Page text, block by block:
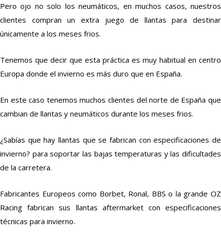
Pero ojo no solo los neumáticos, en muchos casos, nuestros
clientes compran un extra juego de llantas para destinar
únicamente a los meses frios.
Tenemos que decir que esta práctica es muy habitual en centro
Europa donde el invierno es más duro que en España.
En este caso tenemos muchos clientes del norte de España que
cambian de llantas y neumáticos durante los meses frios.
¿Sabías que hay llantas que se fabrican con especificaciones de
invierno? para soportar las bajas temperaturas y las dificultades
de la carretera.
Fabricantes Europeos como Borbet, Ronal, BBS o la grande OZ
Racing fabrican sus llantas aftermarket con especificaciones
técnicas para invierno.